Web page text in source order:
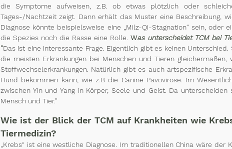
die Symptome aufweisen, z.B. ob etwas plötzlich oder
Tages-/Nachtzeit zeigt. Dann erhält das Muster eine Beschreibung,
Diagnose könnte beispielsweise eine „Milz-Qi-Stagnation“ sein, oder
die Spezies noch die Rasse eine Rolle. Was unterscheidet TCM bei
"Das ist eine interessante Frage. Eigentlich gibt es keinen
die meisten Erkrankungen bei Menschen und Tieren gleichermaßen,
Stoffwechselerkrankungen. Natürlich gibt es auch artspezifische
Hund bekommen kann, wie z.B die Canine Pavovirose. Im
zwischen Yin und Yang in Körper, Seele und Geist. Da
Mensch und Tier."
Wie ist der Blick der TCM auf Krankheiten wie
Tiermedizin?
„Krebs“ ist eine westliche Diagnose. Im traditionellen China wäre der